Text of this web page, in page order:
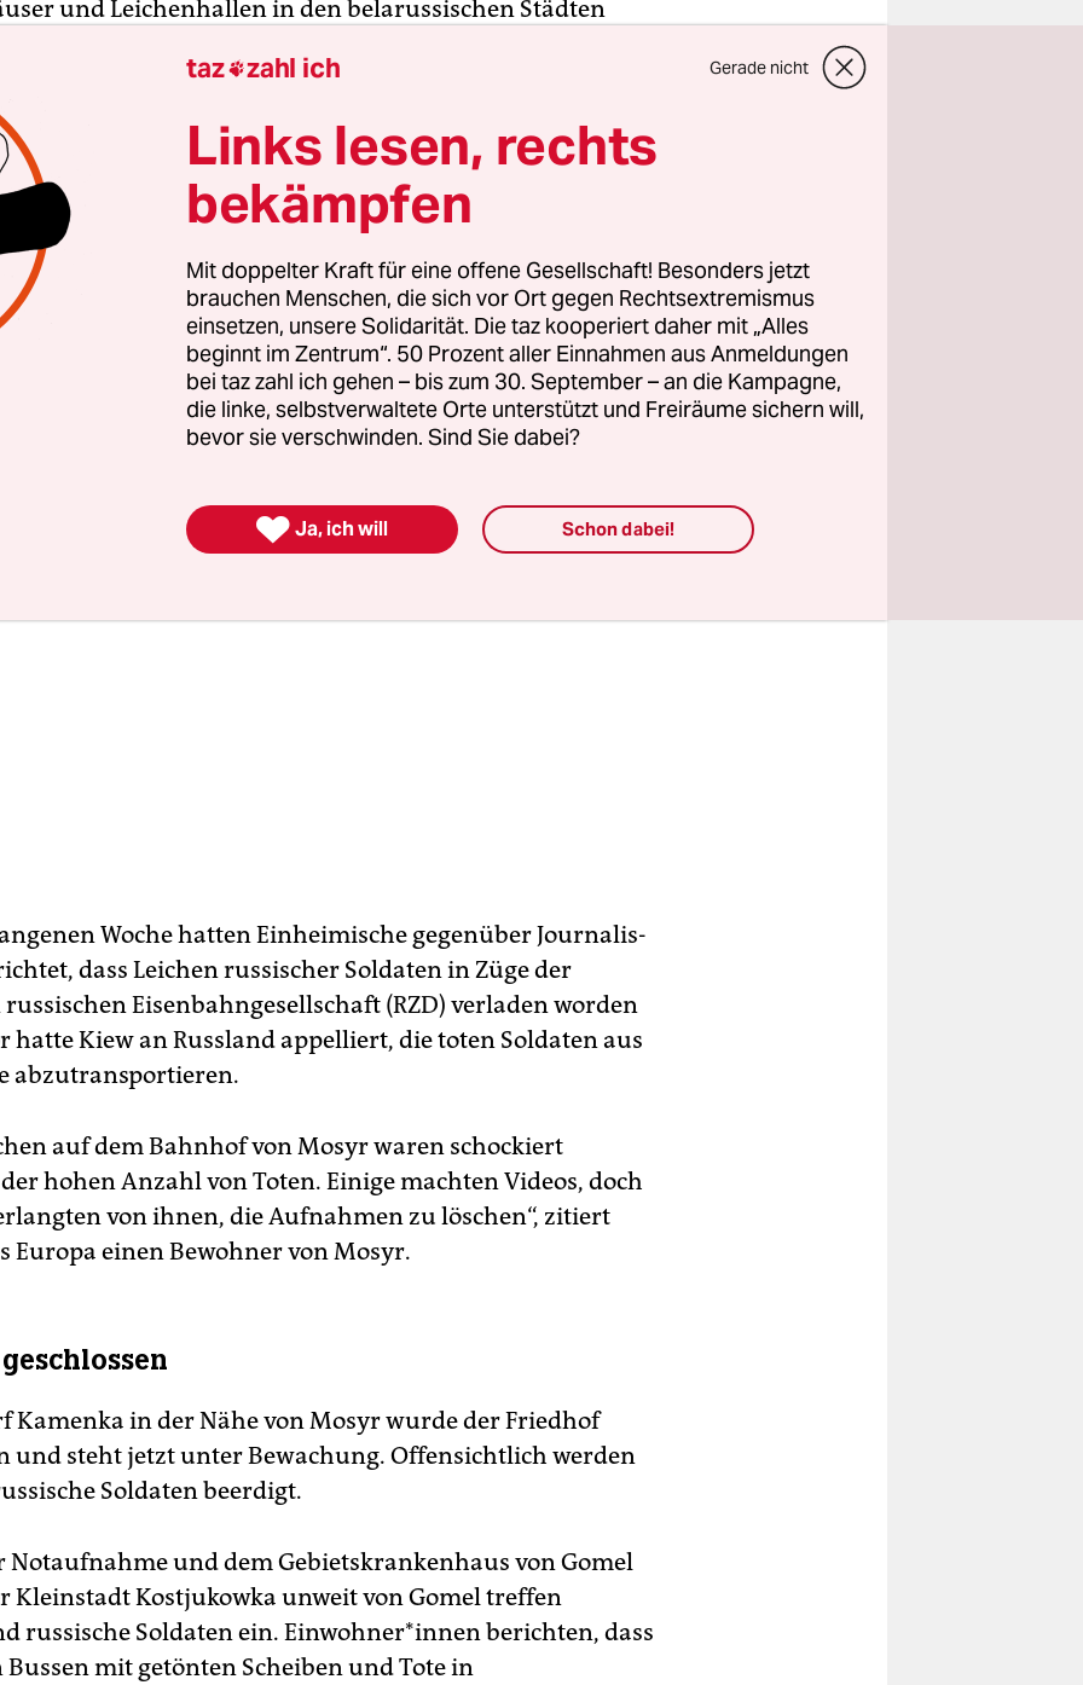
und Leichenhallen in den belarussischen Städten
sein. Alle drei Orte befinden sich nicht weit
der Grenze zur Ukraine. Das berichtet der belarussische
Radio Freies Europa unter Berufung auf Augenzeug*innen.
Ärz­t*in­nen sollen eine Verpflichtungserklärung
haben, Informationen über Tote und Verletzte nicht
Falls doch, riskieren sie ihren Arbeitsplatz. Angaben
der Stadt Mosyr zufolge würden nicht mehr alle
die medizinische Hilfe brauchen, im örtlichen
Krankenhaus behandelt. Zum Röntgen würden die
in die Kinderklinik geschickt.
Woche hatten Einheimische gegenüber Jour­na­lis­
dass Leichen russischer Soldaten in Züge der
Eisenbahngesellschaft (RZD) verladen worden
hatte Kiew an Russland appelliert, die toten Soldaten aus
abzutransportieren.
auf dem Bahnhof von Mosyr waren schockiert
hohen Anzahl von Toten. Einige machten Videos, doch
von ihnen, die Aufnahmen zu löschen“, zitiert
Europa einen Bewohner von Mosyr.
Kamenka in der Nähe von Mosyr wurde der Friedhof
und steht jetzt unter Bewachung. Offensichtlich werden
Soldaten beerdigt.
Notaufnahme und dem Gebietskrankenhaus von Gomel
Kleinstadt Kostjukowka unweit von Gomel treffen
russische Soldaten ein. Ein­woh­ne­r*in­nen berichten, dass
Bussen mit getönten Scheiben und Tote in
taz zahl ich Gerade nicht
Links lesen, rechts
bekämpfen
Mit doppelter Kraft für eine offene Gesellschaft! Besonders jetzt
brauchen Menschen, die sich vor Ort gegen Rechtsextremismus
einsetzen, unsere Solidarität. Die taz kooperiert daher mit „Alles
beginnt im Zentrum“. 50 Prozent aller Einnahmen aus Anmeldungen
bei taz zahl ich gehen – bis zum 30. September – an die Kampagne,
die linke, selbstverwaltete Orte unterstützt und Freiräume sichern will,
bevor sie verschwinden. Sind Sie dabei?
 Ja, ich will Schon dabei!